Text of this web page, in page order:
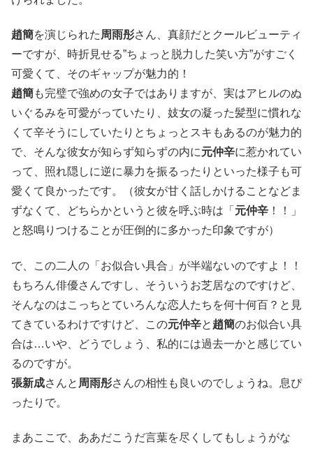
趙簡を演じられた 周雨彤さん、真顔だとクールビューティ
ーですが、時折見せる”ちょっと脱力した笑い方”がすごく
可愛くて、そのギャップが魅力的！
趙簡も完璧で強めの女子ではありますが、実はアヒルのぬ
いぐるみを可愛がっていたり、妓女の凝った髪型に慣れな
くて辛そうにしていたりとちょっとスキもあるのが魅力的
で、そんな彼女が知らず知らずの内に元仲辛に惹かれてい
って、照れ隠しに逆に暴力を振るったりといった様子も可
愛くて良かったです。（彼女が甘く話しかけることなどま
ずなくて、どちらかというと彼を呼ぶ時は「 元仲辛 ！！」
と怒鳴りつけることが圧倒的に多かった印象ですが）
で、この二人の「お似合い具合」が半端ないのですよ！！
もちろん俳優さんですし、そういうお芝居なのですけど、
そんなのはこっちとていろんな恋人たちを何十何百？と見
てきているわけですけど、この元仲辛と 趙簡のお似合い具
合は…いや、どうでしょう、私的には過去一かと感じてい
るのですが。
張新成さんと 周雨彤さんの相性も良いのでしょうね。息ぴ
ったりで。
まあここで、ああだこうだ言葉を尽くしてもしょうがな